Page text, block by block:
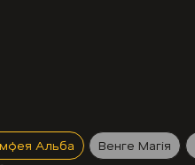
Альба Венге Магія